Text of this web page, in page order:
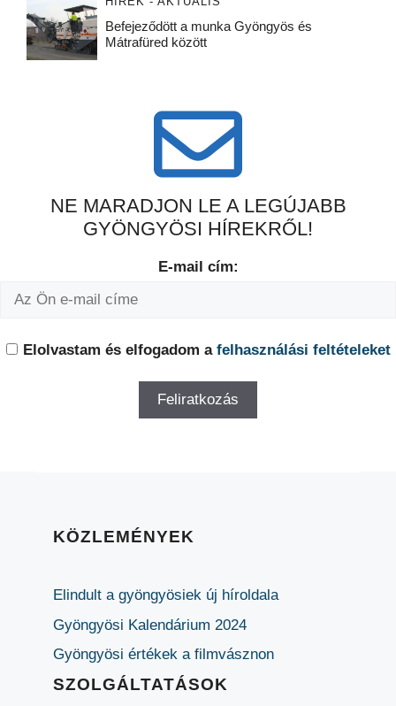
Befejeződött a munka Gyöngyös és
Mátrafüred között
NE MARADJON LE A LEGÚJABB
GYÖNGYÖSI HÍREKRŐL!
E-mail cím:
Elolvastam és elfogadom a felhasználási feltételeket
KÖZLEMÉNYEK
Elindult a gyöngyösiek új híroldala
Gyöngyösi Kalendárium 2024
Gyöngyösi értékek a filmvásznon
SZOLGÁLTATÁSOK